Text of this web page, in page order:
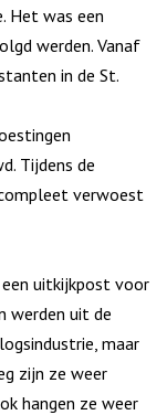
Het was een
werden. Vanaf
in de St.
Tijdens de
verwoest
uitkijkpost voor
werden uit de
maar
zijn ze weer
hangen ze weer